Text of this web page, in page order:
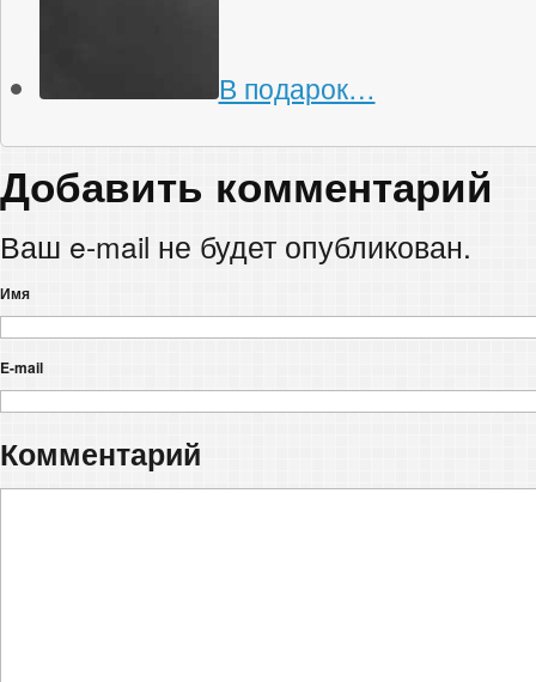
В подарок…
Добавить комментарий
Ваш e-mail не будет опубликован.
Имя
E-mail
Комментарий